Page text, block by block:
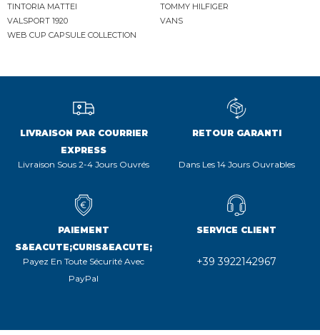
TINTORIA MATTEI
TOMMY HILFIGER
VALSPORT 1920
VANS
WEB CUP CAPSULE COLLECTION
LIVRAISON PAR COURRIER
EXPRESS
Livraison Sous 2-4 Jours Ouvrés
RETOUR GARANTI
Dans Les 14 Jours Ouvrables
PAIEMENT
S&EACUTE;CURIS&EACUTE;
Payez En Toute Sécurité Avec
PayPal
SERVICE CLIENT
+39 3922142967